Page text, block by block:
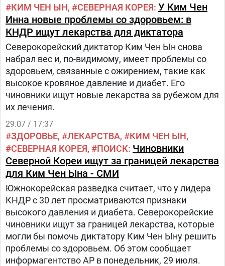
КИМ ЧЕН ЫН СЕВЕРНАЯ КОРЕЯ У Ким Чен
Инна новые проблемы со здоровьем: в
КНДР ищут лекарства для диктатора
Северокорейский диктатор Ким Чен Ын снова
набрал вес и, по-видимому, имеет проблемы со
здоровьем, связанные с ожирением, такие как
высокое кровяное давление и диабет. Его
чиновники ищут новые лекарства за рубежом для
их лечения.
29.07 / 17:37
ЗДОРОВЬЕ ЛЕКАРСТВА
КИМ ЧЕН ЫН
СЕВЕРНАЯ КОРЕЯ
ПОИСК Чиновники
Северной Кореи ищут за границей лекарства
для Ким Чен Ына - СМИ
Южнокорейская разведка считает, что у лидера
КНДР с 30 лет просматриваются признаки
высокого давления и диабета. Северокорейские
чиновники ищут за границей лекарства, которые
могли бы помочь диктатору Ким Чен Ыну решить
проблемы со здоровьем. Об этом сообщает
информагентство АР в понедельник, 29 июля.